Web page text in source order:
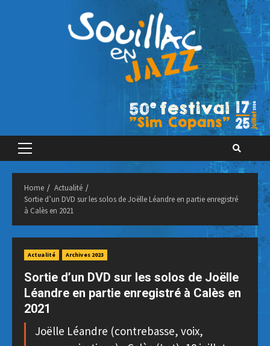
Primary
Home
Actualité
Sortie d’un DVD sur les solos de Joëlle Léandre en partie enregistré
à Calès en 2021
Actualité Archives 2023
Sortie d’un DVD sur les solos de Joëlle
Léandre en partie enregistré à Calès en
2021
Joëlle Léandre (contrebasse, voix,